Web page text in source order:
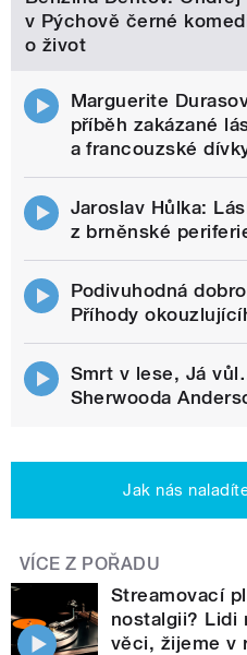
v Pýchově černé
o život
Marguerite
příběh zakázané
a francouzské
Jaroslav Hůlka:
z brněnské
Podivuhodná
Příhody
Smrt v lese, Já
Sherwooda
Jak nás
VÍCE Z POŘADU
Streamovací
nostalgii? Lidi
věci, žijeme v